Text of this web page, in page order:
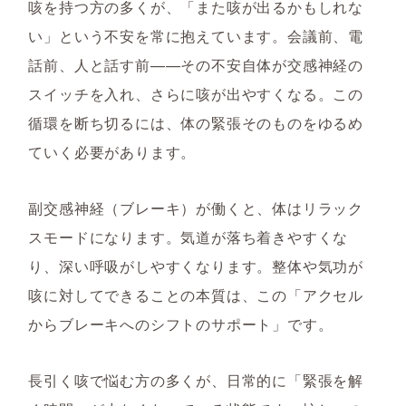
咳を持つ方の多くが、「また咳が出るかもしれな
い」という不安を常に抱えています。会議前、電
話前、人と話す前——その不安自体が交感神経の
スイッチを入れ、さらに咳が出やすくなる。この
循環を断ち切るには、体の緊張そのものをゆるめ
ていく必要があります。
副交感神経（ブレーキ）が働くと、体はリラック
スモードになります。気道が落ち着きやすくな
り、深い呼吸がしやすくなります。整体や気功が
咳に対してできることの本質は、この「アクセル
からブレーキへのシフトのサポート」です。
長引く咳で悩む方の多くが、日常的に「緊張を解